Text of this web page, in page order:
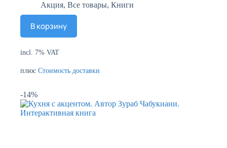
Акция, Все товары, Книги
В корзину
incl. 7% VAT
плюс Стоимость доставки
-14%